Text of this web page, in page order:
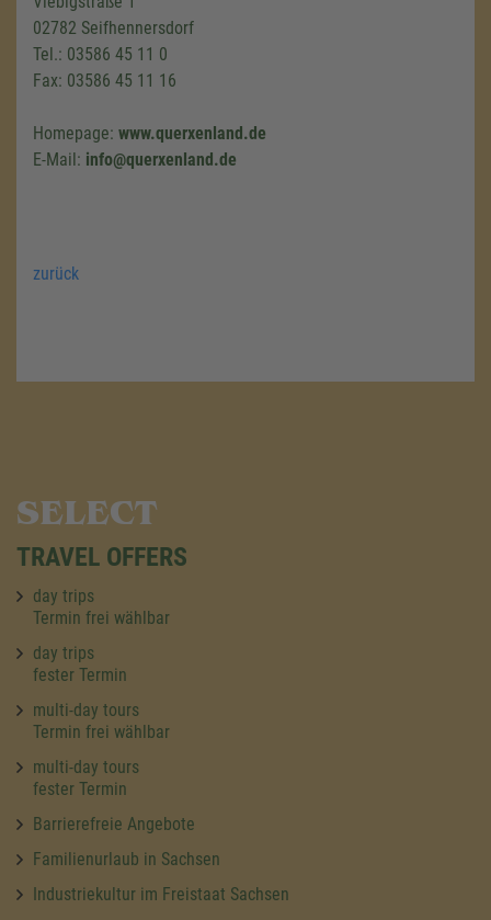
SELECT
TRAVEL OFFERS
day trips
Termin frei wählbar
day trips
fester Termin
multi-day tours
Termin frei wählbar
multi-day tours
fester Termin
Barrierefreie Angebote
Familienurlaub in Sachsen
Industriekultur im Freistaat Sachsen
02782 Seifhennersdorf
Tel.: 03586 45 11 0
Fax: 03586 45 11 16
Homepage: www.querxenland.de
E-Mail: info@querxenland.de
zurück